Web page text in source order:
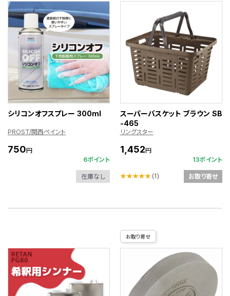
シリコンオフスプレー 300ml
PROST/関西ペイント
750円
6ポイント
在庫なし
スーパーバスケット ブラウン SB
-465
リングスター
1,452円
13ポイント
★★★★★ (1) お取り寄せ
お取り寄せ